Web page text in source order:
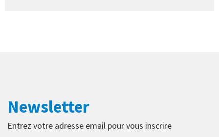
Newsletter
Entrez votre adresse email pour vous inscrire